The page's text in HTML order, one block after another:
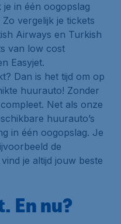
je in één oogopslag
vergelijk je tickets
Airways en Turkish
van low cost
Easyjet.
Dan is het tijd om op
huurauto! Zonder
Net als onze
huurauto’s
in één oogopslag. Je
de
je altijd jouw beste
En nu?